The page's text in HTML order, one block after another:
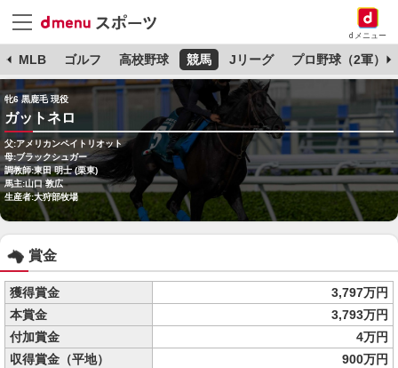
dメニュー
MLB ゴルフ 高校野球 競馬 Jリーグ プロ野球（2軍）
牝6 黒鹿毛 現役
ガットネロ
父:アメリカンペイトリオット
母:ブラックシュガー
調教師:東田 明士 (栗東)
馬主:山口 敦広
生産者:大狩部牧場
賞金
獲得賞金
3,797万円
本賞金
3,793万円
付加賞金
4万円
収得賞金（平地）
900万円